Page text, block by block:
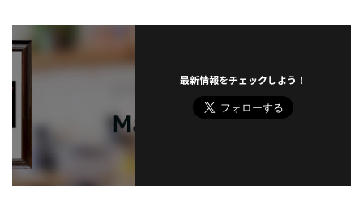
最新情報をチェックしよう！